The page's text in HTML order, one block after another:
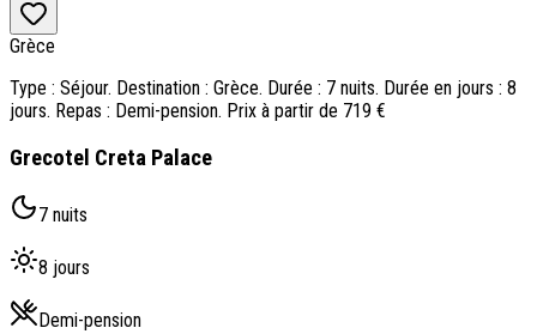
Grèce
Type : Séjour. Destination : Grèce. Durée : 7 nuits. Durée en jours : 8
jours. Repas : Demi-pension. Prix à partir de 719 €
Grecotel Creta Palace
7 nuits
8 jours
Demi-pension